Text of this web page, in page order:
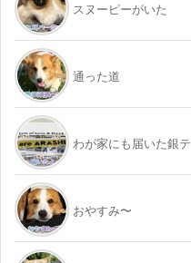
スヌーピーがいた
通った道
わが家にも届いた銀テ
おやすみ〜